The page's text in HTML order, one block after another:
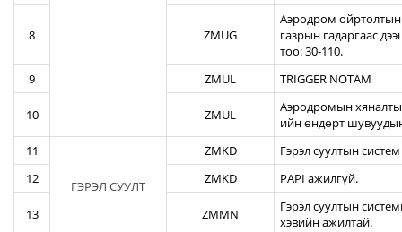
8 ZMUG
Аэродром ойртолтын
газрын гадаргаас
тоо: 30-110.
9
ZMUL TRIGGER NOTAM
10 ZMUL
Аэродромын
ийн өндөрт
11
ГЭРЭЛ СУУЛТ
ZMKD
Гэрэл суултын
12
ZMKD PAPI ажилгүй.
13 ZMMN
Гэрэл суултын
хэвийн ажилтай.